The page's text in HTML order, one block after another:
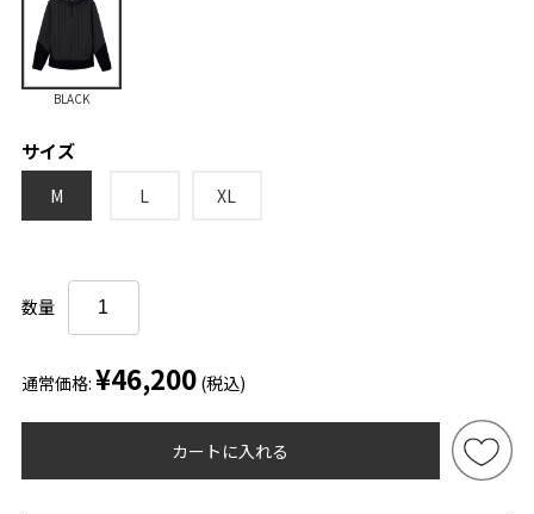
BLACK
サイズ
M L XL
数量
通常価格: ¥46,200 (税込)
カートに入れる